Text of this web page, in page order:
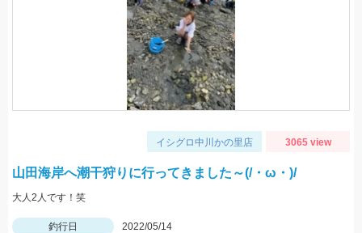
イシグロ中川かの里店 3065 view
山田海岸へ潮干狩りに行ってきました～(/・ω・)/
大人2人です！笑
釣行日
2022/05/14